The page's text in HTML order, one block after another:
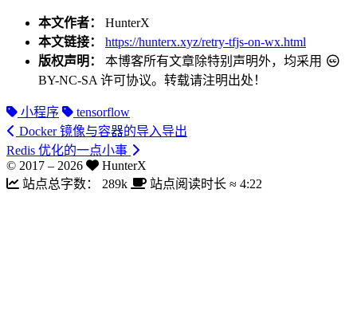
本文作者： HunterX
本文链接：
https://hunterx.xyz/retry-tfjs-on-wx.html
版权声明： 本博客所有文章除特别声明外，均采用
BY-NC-SA 许可协议。转载请注明出处！
小程序
tensorflow
Docker 镜像与容器的导入导出
Redis 优化的一点小事
© 2017 – 2026
HunterX
站点总字数：
289k 站点阅读时长 ≈ 4:22